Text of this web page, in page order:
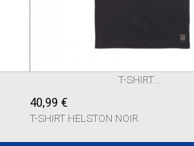
T-SHIRT...
40,99 €
T-SHIRT HELSTON NOIR